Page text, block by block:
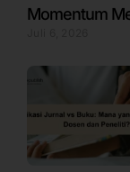
Momentum